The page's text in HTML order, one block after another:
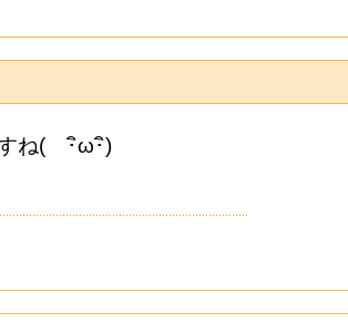
すね( ･ิω･ิ)